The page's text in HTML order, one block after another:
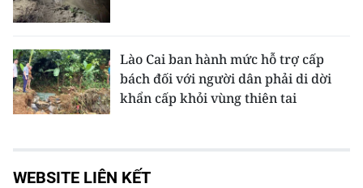
Lào Cai ban hành mức hỗ trợ cấp
bách đối với người dân phải di dời
khẩn cấp khỏi vùng thiên tai
WEBSITE LIÊN KẾT